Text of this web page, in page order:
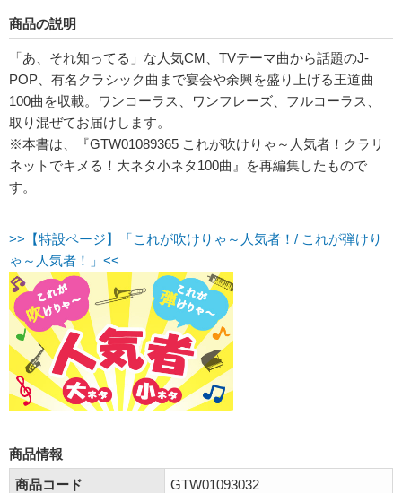
商品の説明
「あ、それ知ってる」な人気CM、TVテーマ曲から話題のJ-
POP、有名クラシック曲まで宴会や余興を盛り上げる王道曲
100曲を収載。ワンコーラス、ワンフレーズ、フルコーラス、
取り混ぜてお届けします。
※本書は、『GTW01089365 これが吹けりゃ～人気者！クラリ
ネットでキメる！大ネタ小ネタ100曲』を再編集したもので
す。
>>【特設ページ】「これが吹けりゃ～人気者！/ これが弾けり
ゃ～人気者！」<<
商品情報
商品コード
GTW01093032